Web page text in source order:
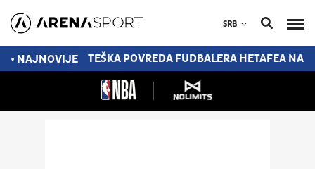
SRB
• NAJNOVIJE
POTPISOM TEŠKA POVREDA FUDBALERA HETAFEA NA